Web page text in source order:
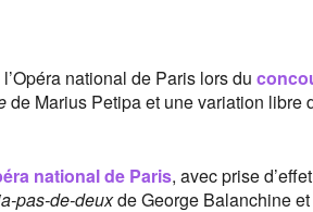
national de Paris lors du
de Marius Petipa et une variation libre
national de Paris, avec prise
pas-de-deuxde George Balanchine